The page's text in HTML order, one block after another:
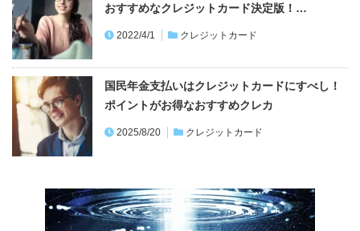
おすすめなクレジットカード決定版！…
2022/4/1 クレジットカード
国民年金支払いはクレジットカードにすべし！
ポイントがお得なおすすめクレカ
2025/8/20 クレジットカード